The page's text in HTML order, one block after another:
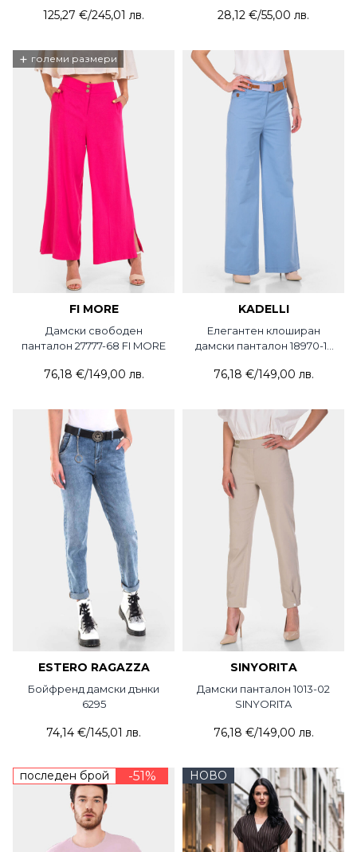
125,27 €/245,01 лв. 28,12 €/55,00 лв.
+ големи размери
FI MORE
Дамски свободен
панталон 27777-68 FI MORE
76,18 €/149,00 лв.
KADELLI
Елегантен клоширан
дамски панталон 18970-17
76,18 €/149,00 лв.
ESTERO RAGAZZA
Бойфренд дамски дънки
6295
74,14 €/145,01 лв.
SINYORITA
Дамски панталон 1013-02
SINYORITA
76,18 €/149,00 лв.
последен брой -51% НОВО